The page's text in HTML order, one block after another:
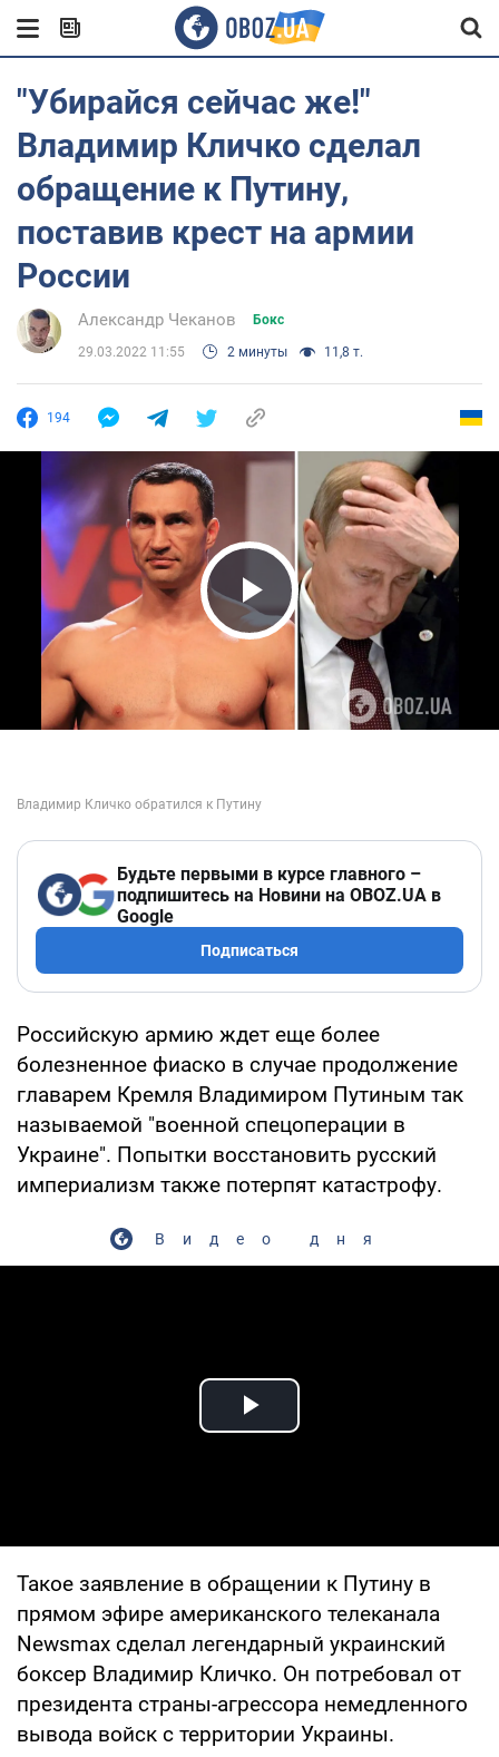
"Убирайся сейчас же!"
Владимир Кличко сделал
обращение к Путину,
поставив крест на армии
России
Александр Чеканов Бокс
29.03.2022 11:55 2 минуты 11,8 т.
194
Play Video
Будьте первыми в курсе главного –
подпишитесь на Новини на OBOZ.UA в
Google
Подписаться
Российскую армию ждет еще более
болезненное фиаско в случае продолжение
главарем Кремля Владимиром Путиным так
называемой "военной спецоперации в
Украине". Попытки восстановить русский
империализм также потерпят катастрофу.
Видео дня
Play Video
Такое заявление в обращении к Путину в
прямом эфире американского телеканала
Newsmax сделал легендарный украинский
боксер Владимир Кличко. Он потребовал от
президента страны-агрессора немедленного
вывода войск с территории Украины.